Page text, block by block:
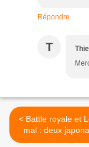
Répondre
T
< Battle royale et Leçon du
mal : deux
cruelles